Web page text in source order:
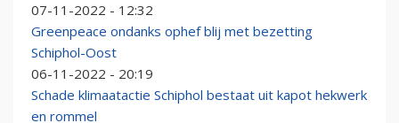
07-11-2022 - 12:32
Greenpeace ondanks ophef blij met bezetting
Schiphol-Oost
06-11-2022 - 20:19
Schade klimaatactie Schiphol bestaat uit kapot hekwerk
en rommel